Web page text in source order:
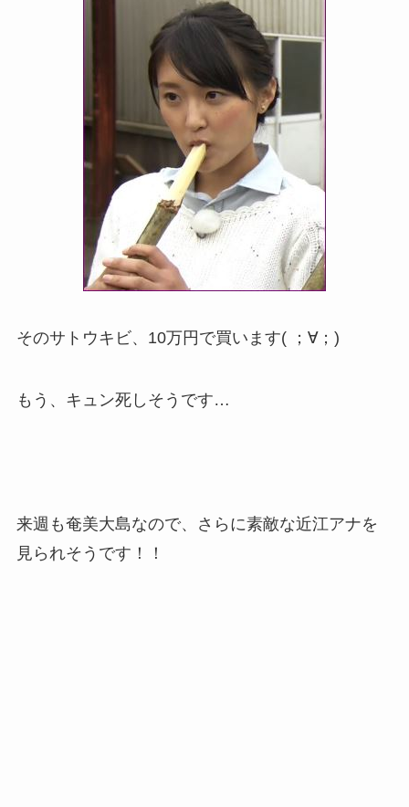
そのサトウキビ、10万円で買います( ；∀；)
もう、キュン死しそうです…
来週も奄美大島なので、さらに素敵な近江アナを
見られそうです！！